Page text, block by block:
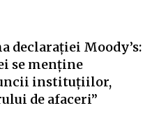
declarației Moody’s:
se menține
instituțiilor,
de afaceri”